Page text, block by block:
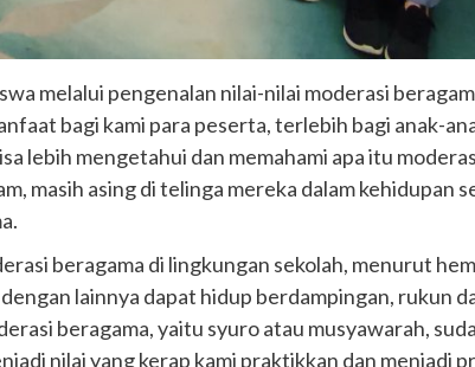
melalui pengenalan nilai-nilai moderasi
bagi kami para peserta, terlebih bagi anak-
lebih mengetahui dan memahami apa itu
masih asing di telinga mereka dalam kehidupan
beragama di lingkungan sekolah, menurut
lainnya dapat hidup berdampingan, rukun
beragama, yaitu syuro atau musyawarah,
nilai yang kerap kami praktikkan dan menjadi